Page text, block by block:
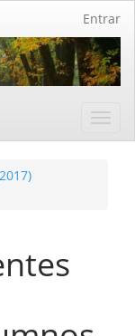
Entrar